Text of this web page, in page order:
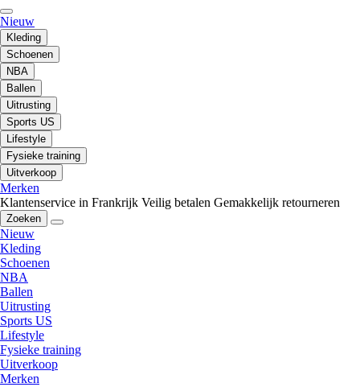
Nieuw
Kleding
Schoenen
NBA
Ballen
Uitrusting
Sports US
Lifestyle
Fysieke training
Uitverkoop
Merken
Klantenservice in Frankrijk Veilig betalen Gemakkelijk retourneren
Zoeken
Nieuw
Kleding
Schoenen
NBA
Ballen
Uitrusting
Sports US
Lifestyle
Fysieke training
Uitverkoop
Merken